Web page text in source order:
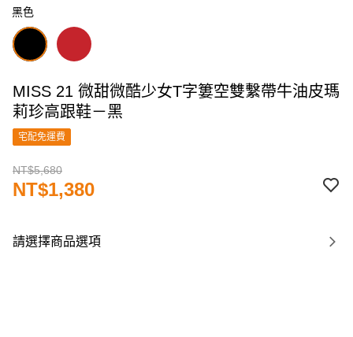
黑色
MISS 21 微甜微酷少女T字簍空雙繫帶牛油皮瑪
莉珍高跟鞋－黑
宅配免運費
NT$5,680
NT$1,380
請選擇商品選項